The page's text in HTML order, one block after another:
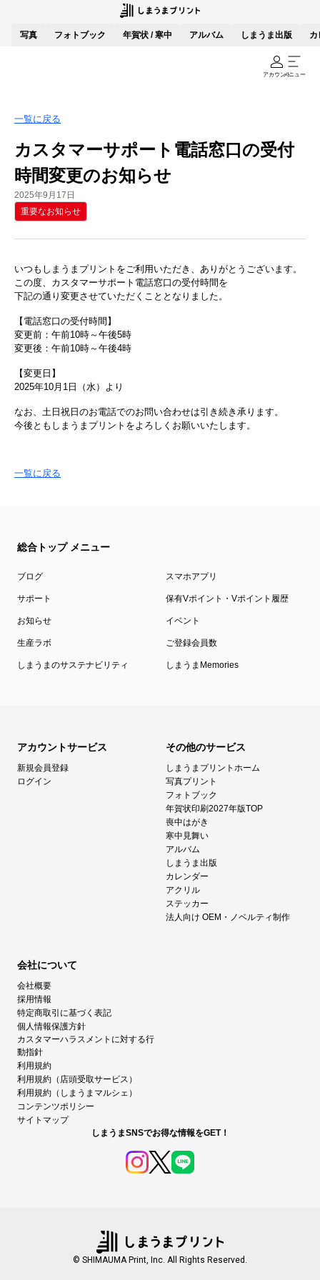
写真 フォトブック 年賀状 / 寒中 アルバム しまうま出版 カ
アカウントメニュー
一覧に戻る
カスタマーサポート電話窓口の受付
時間変更のお知らせ
2025年9月17日
重要なお知らせ
いつもしまうまプリントをご利用いただき、ありがとうございます。
この度、カスタマーサポート電話窓口の受付時間を
下記の通り変更させていただくこととなりました。
【電話窓口の受付時間】
変更前：午前10時～午後5時
変更後：午前10時～午後4時
【変更日】
2025年10月1日（水）より
なお、土日祝日のお電話でのお問い合わせは引き続き承ります。
今後ともしまうまプリントをよろしくお願いいたします。
一覧に戻る
総合トップ メニュー
ブログ スマホアプリ
サポート 保有Vポイント・Vポイント履歴
お知らせ イベント
生産ラボ ご登録会員数
しまうまのサステナビリティ しまうまMemories
アカウントサービス
新規会員登録
ログイン
その他のサービス
しまうまプリントホーム
写真プリント
フォトブック
年賀状印刷2027年版TOP
喪中はがき
寒中見舞い
アルバム
しまうま出版
カレンダー
アクリル
ステッカー
法人向け OEM・ノベルティ制作
会社について
会社概要
採用情報
特定商取引に基づく表記
個人情報保護方針
カスタマーハラスメントに対する行
動指針
利用規約
利用規約（店頭受取サービス）
利用規約（しまうまマルシェ）
コンテンツポリシー
サイトマップ
しまうまSNSでお得な情報をGET！
© SHIMAUMA Print, Inc. All Rights Reserved.